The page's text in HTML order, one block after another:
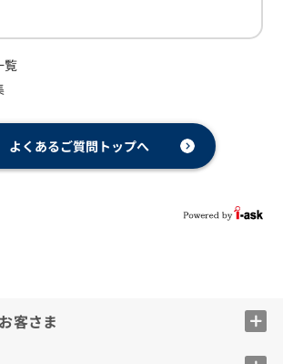
覧
よくあるご質問トップへ
客さま